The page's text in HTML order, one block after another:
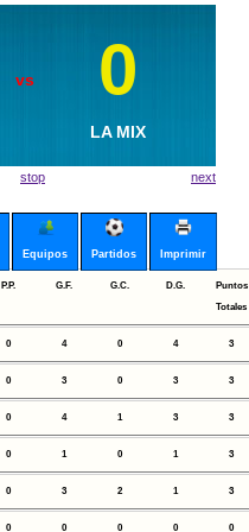
vs 0
LA MIX
vs 4
HONDURAS LA
next
stop
Equipos Partidos Imprimir
P.P. G.F. G.C. D.G.
Puntos
Totales
0 4 0 4 3
0 3 0 3 3
0 4 1 3 3
0 1 0 1 3
0 3 2 1 3
0 0 0 0 0